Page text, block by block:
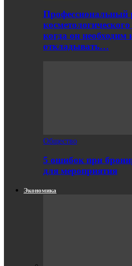
Профессиональный
когда он необходим
откладывать…
Общество
5 ошибок при
для мероприятия
Экономика